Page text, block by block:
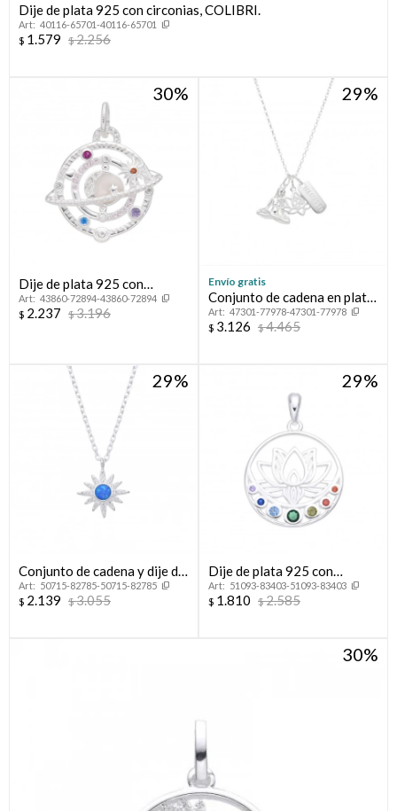
Dije de plata 925 con circonias, COLIBRI.
40116-65701-40116-65701
$ 1.579 $2.256
30
Dije de plata 925 con
circonias, PLANETA.
43860-72894-43860-72894
$ 2.237 $3.196
29
Envío gratis
Conjunto de cadena en plata
925 y dijes, NAMASTE.
47301-77978-47301-77978
$ 3.126 $4.465
29
Conjunto de cadena y dije de
plata 925, SOL.
50715-82785-50715-82785
$ 2.139 $3.055
29
Dije de plata 925 con
circonias, FLOR DE LOTO.
51093-83403-51093-83403
$ 1.810 $2.585
30